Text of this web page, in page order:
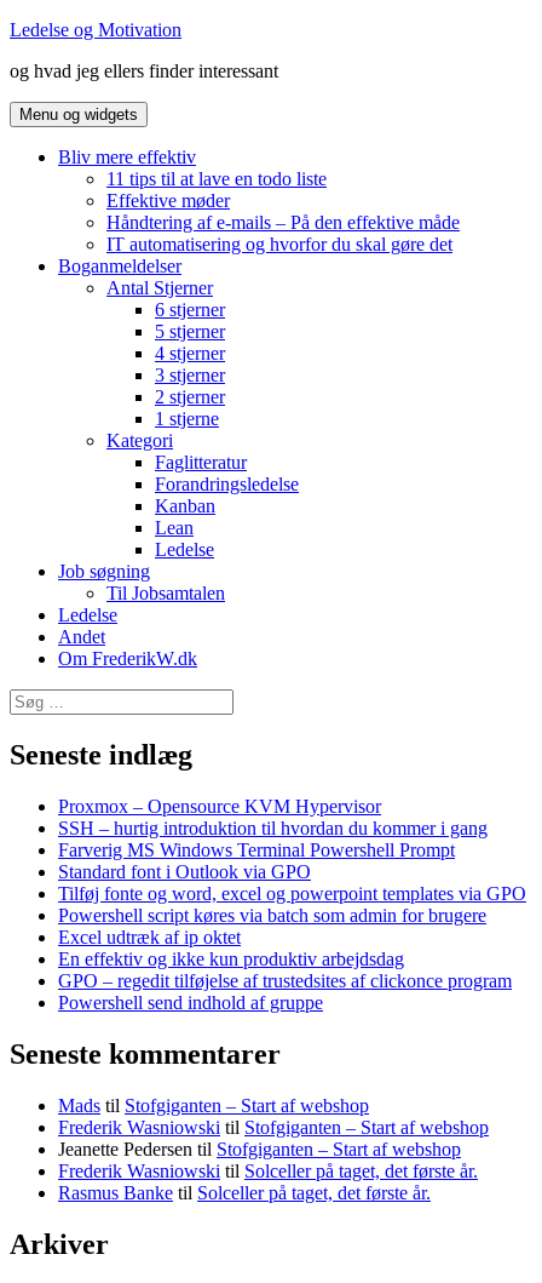
Hop
indhold
Ledelse og Motivation
og hvad jeg ellers finder interessant
Menu og widgets
Bliv mere effektiv
11 tips til at lave en todo liste
Effektive møder
Håndtering af e-mails – På den effektive måde
IT automatisering og hvorfor du skal gøre det
Boganmeldelser
Antal Stjerner
6 stjerner
5 stjerner
4 stjerner
3 stjerner
2 stjerner
1 stjerne
Kategori
Faglitteratur
Forandringsledelse
Kanban
Lean
Ledelse
Job søgning
Til Jobsamtalen
Ledelse
Andet
Om FrederikW.dk
Søg
efter:
Seneste indlæg
Proxmox – Opensource KVM Hypervisor
SSH – hurtig introduktion til hvordan du kommer i gang
Farverig MS Windows Terminal Powershell Prompt
Standard font i Outlook via GPO
Tilføj fonte og word, excel og powerpoint templates via GPO
Powershell script køres via batch som admin for brugere
Excel udtræk af ip oktet
En effektiv og ikke kun produktiv arbejdsdag
GPO – regedit tilføjelse af trustedsites af clickonce program
Powershell send indhold af gruppe
Seneste kommentarer
Mads til Stofgiganten – Start af webshop
Frederik Wasniowski til Stofgiganten – Start af webshop
Jeanette Pedersen til Stofgiganten – Start af webshop
Frederik Wasniowski til Solceller på taget, det første år.
Rasmus Banke til Solceller på taget, det første år.
Arkiver